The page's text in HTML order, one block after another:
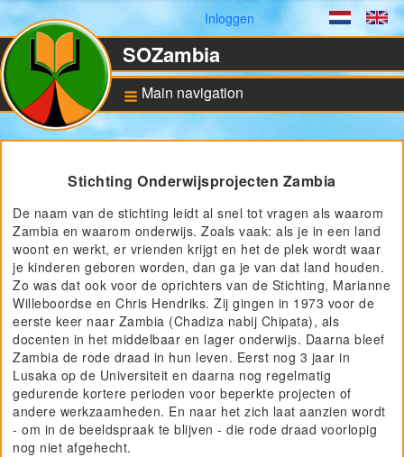
Dutch
Gebruikersmenu
Inloggen
SOZambia
Main navigation
De situatie in Zambia
Educatie en sociale
ontwikkeling
Bankrekening en ANBI
status
Pilot for Vocational
Training
Computers in Technical
Applications
Project UNZA Electrical
Engineering
Project GiVEN
Stichting Onderwijsprojecten Zambia
De naam van de stichting leidt al snel tot vragen als waarom
Zambia en waarom onderwijs. Zoals vaak: als je in een land
woont en werkt, er vrienden krijgt en het de plek wordt waar
je kinderen geboren worden, dan ga je van dat land houden.
Zo was dat ook voor de oprichters van de Stichting, Marianne
Willeboordse en Chris Hendriks. Zij gingen in 1973 voor de
eerste keer naar Zambia (Chadiza nabij Chipata), als
docenten in het middelbaar en lager onderwijs. Daarna bleef
Zambia de rode draad in hun leven. Eerst nog 3 jaar in
Lusaka op de Universiteit en daarna nog regelmatig
gedurende kortere perioden voor beperkte projecten of
andere werkzaamheden. En naar het zich laat aanzien wordt
- om in de beeldspraak te blijven - die rode draad voorlopig
nog niet afgehecht.